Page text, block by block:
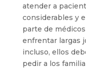
atender a
considerables y
parte de
enfrentar largas
incluso, ellos
pedir a los